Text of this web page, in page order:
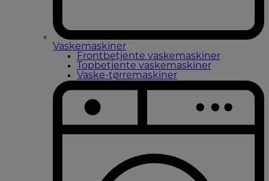
Vaskemaskiner
Frontbetjente vaskemaskiner
Topbetjente vaskemaskiner
Vaske-tørremaskiner